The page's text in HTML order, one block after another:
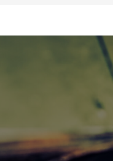
Staging